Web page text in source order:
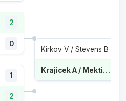
2
0
1
2
Kirkov V / Stevens B
Krajicek A / Mektic N